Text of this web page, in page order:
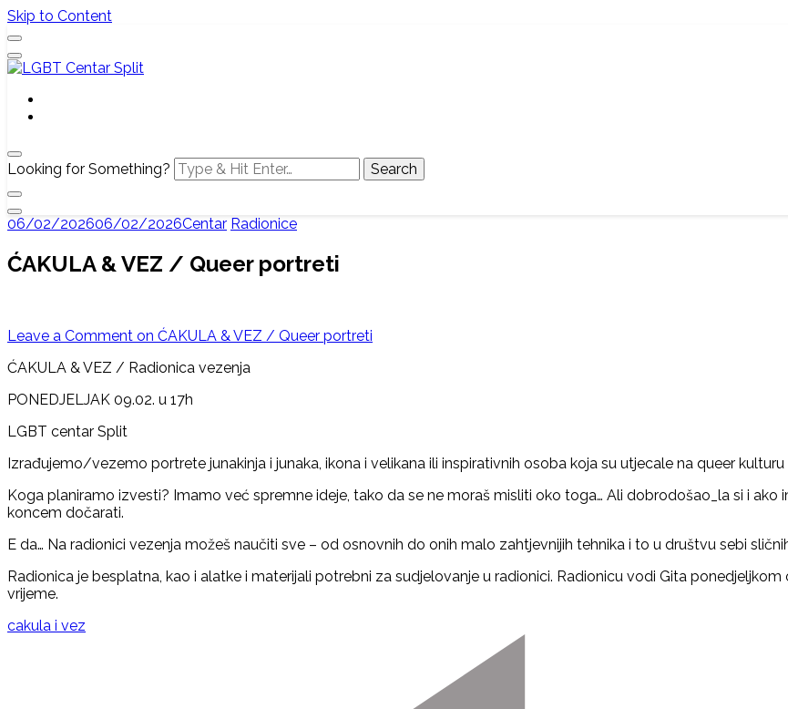
Skip to Content
LGBT Centar Split
Službena web stranica LGBT centra Split, Croatia
Looking for Something?
06/02/202606/02/2026Centar Radionice
ĆAKULA & VEZ / Queer portreti
Leave a Comment on ĆAKULA & VEZ / Queer portreti
ĆAKULA & VEZ / Radionica vezenja
PONEDJELJAK 09.02. u 17h
LGBT centar Split
Izrađujemo/vezemo portrete junakinja i junaka, ikona i velikana ili inspirativnih osoba koja su utjecale na queer kulturu
Koga planiramo izvesti? Imamo već spremne ideje, tako da se ne moraš misliti oko toga… Ali dobrodošao_la si i ako
koncem dočarati.
E da… Na radionici vezenja možeš naučiti sve – od osnovnih do onih malo zahtjevnijih tehnika i to u društvu sebi
Radionica je besplatna, kao i alatke i materijali potrebni za sudjelovanje u radionici. Radionicu vodi Gita
vrijeme.
cakula i vez